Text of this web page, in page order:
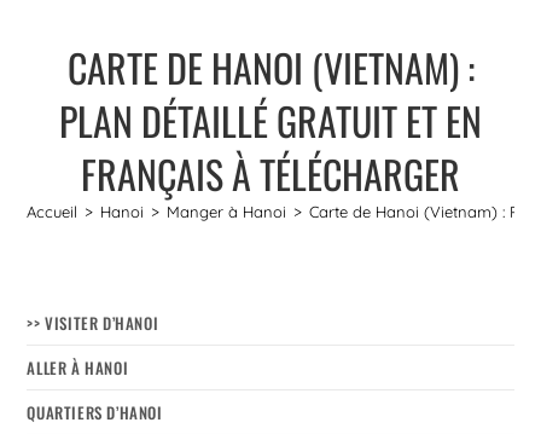
CARTE DE HANOI (VIETNAM) :
PLAN DÉTAILLÉ GRATUIT ET EN
FRANÇAIS À TÉLÉCHARGER
Accueil > Hanoi > Manger à Hanoi > Carte de Hanoi (Vietnam) :
>> VISITER D’HANOI
ALLER À HANOI
QUARTIERS D’HANOI